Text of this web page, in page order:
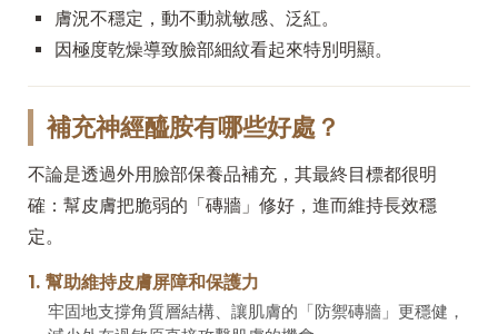
膚況不穩定，動不動就敏感、泛紅。
因極度乾燥導致臉部細紋看起來特別明顯。
補充神經醯胺有哪些好處？
不論是透過外用臉部保養品補充，其最終目標都很明
確：幫皮膚把脆弱的「磚牆」修好，進而維持長效穩
定。
1. 幫助維持皮膚屏障和保護力
牢固地支撐角質層結構、讓肌膚的「防禦磚牆」更穩健，